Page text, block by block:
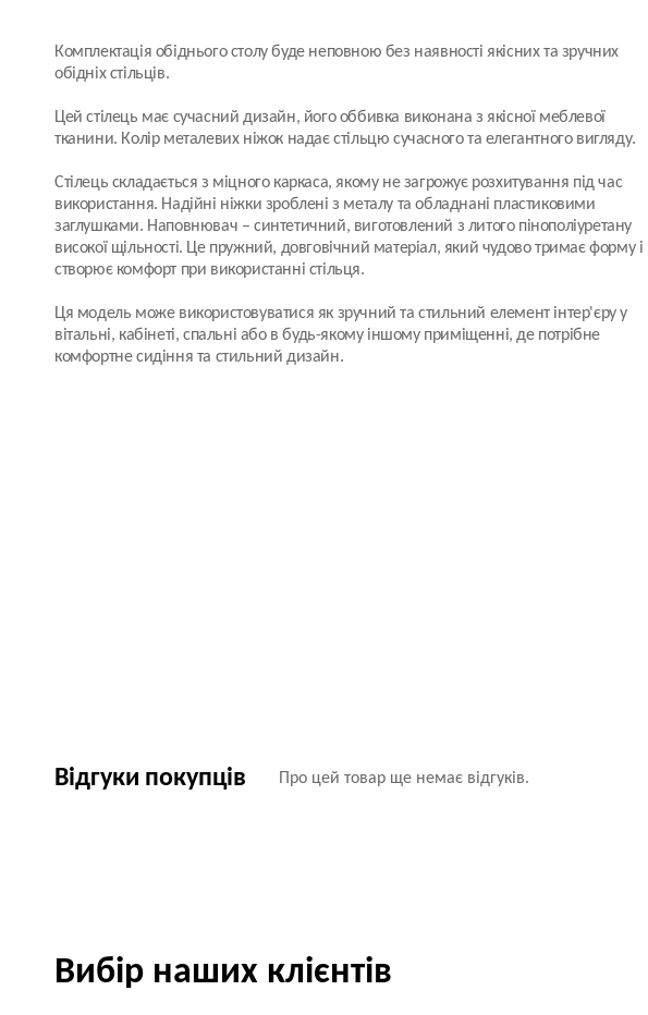
Комплектація обіднього столу буде неповною без наявності якісних та зручних
обідніх стільців.
Цей стілець має сучасний дизайн, його оббивка виконана з якісної меблевої
тканини. Колір металевих ніжок надає стільцю сучасного та елегантного вигляду.
Стілець складається з міцного каркаса, якому не загрожує розхитування під час
використання. Надійні ніжки зроблені з металу та обладнані пластиковими
заглушками. Наповнювач – синтетичний, виготовлений з литого пінополіуретану
високої щільності. Це пружний, довговічний матеріал, який чудово тримає форму і
створює комфорт при використанні стільця.
Ця модель може використовуватися як зручний та стильний елемент інтер'єру у
вітальні, кабінеті, спальні або в будь-якому іншому приміщенні, де потрібне
комфортне сидіння та стильний дизайн.
Відгуки покупців Про цей товар ще немає відгуків.
Вибір наших клієнтів